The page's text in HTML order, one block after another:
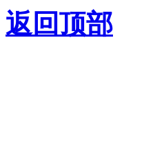
返回顶部